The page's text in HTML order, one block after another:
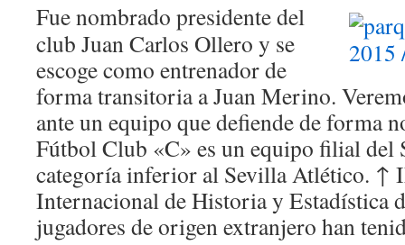
Fue nombrado presidente del
club Juan Carlos Ollero y se
escoge como entrenador de
forma transitoria a Juan Merino.
ante un equipo que defiende de forma
Fútbol Club «C» es un equipo filial del
categoría inferior al Sevilla Atlético. ↑
Internacional de Historia y Estadística
jugadores de origen extranjero han